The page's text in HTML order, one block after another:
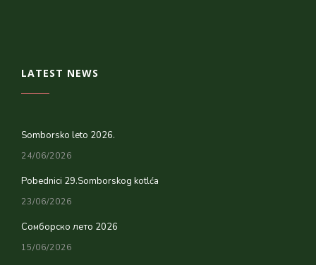
LATEST NEWS
Somborsko leto 2026.
24/06/2026
Pobednici 29.Somborskog kotlća
23/06/2026
Сомборско лето 2026
15/06/2026